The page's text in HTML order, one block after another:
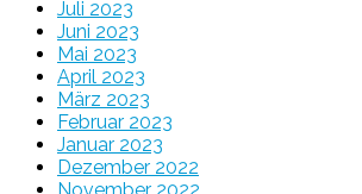
Juli 2023
Juni 2023
Mai 2023
April 2023
März 2023
Februar 2023
Januar 2023
Dezember 2022